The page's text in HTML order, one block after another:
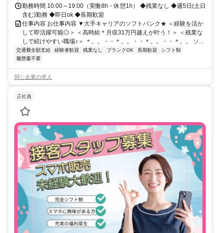
勤務時間 10:00～19:00（実働8h・休憩1h） ◆残業なし ◆週5日(土日
含む)勤務 ◆即日ok ◆長期歓迎
仕事内容 お仕事内容 ▼大手キャリアのソフトバンク★ ＜経験を活か
して即活躍可能◎＞ ＜高時給＊月収31万円越えが叶う！＞ ＜残業な
しで続けやすい職場♪＞ ＊。。・・＊。。・・＊。。・・＊。。 ソ...
交通費全額支給 経験者歓迎 残業なし ブランクOK 長期歓迎
シフト制
履歴書不要
同じ企業の求人
正社員